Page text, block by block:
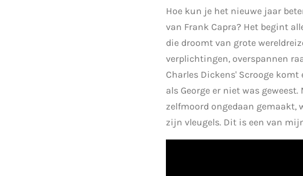
Hoe kun je het nieuwe jaar
van Frank Capra? Het begint
die droomt van grote
verplichtingen, overspannen
Charles Dickens' Scrooge
als George er niet was
zelfmoord ongedaan gemaakt,
zijn vleugels. Dit is een van